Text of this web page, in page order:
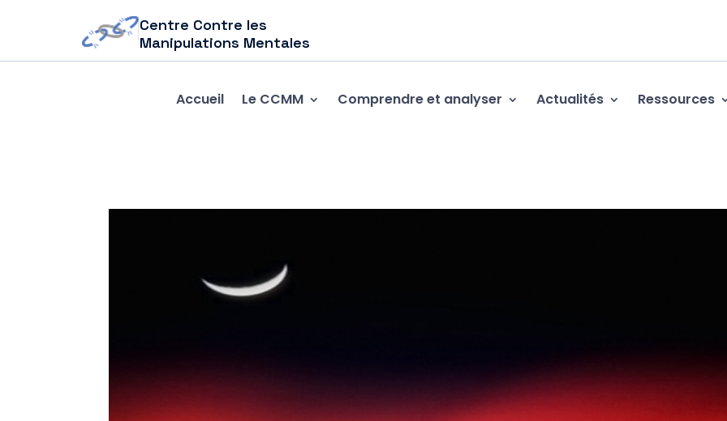
Centre Contre les
Manipulations Mentales
Accueil Le CCMM Comprendre et analyser Actualités Ressources